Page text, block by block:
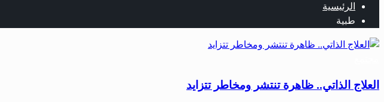
الرئيسية
طبية
العلاج الذاتي.. ظاهرة تنتشر ومخاطر تتزايد